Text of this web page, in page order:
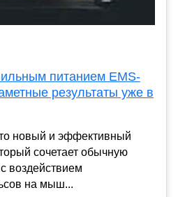
питанием EMS-
результаты уже в
новый и эффективный
сочетает обычную
воздействием
на мыш...